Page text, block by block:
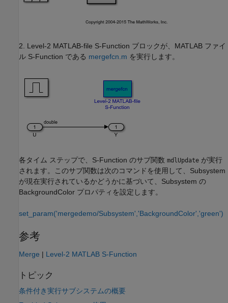
2. Level-2 MATLAB-file S-Function ブロックが、MATLAB ファイ
ル S-Function である mergefcn.m を実行します。
各タイム ステップで、S-Function のサブ関数 mdlUpdate が実行
されます。このサブ関数は次のコマンドを使用して、Subsystem
が現在実行されているかどうかに基づいて、Subsystem の
BackgroundColor プロパティを設定します。
set_param('mergedemo/Subsystem','BackgroundColor','green')
参考
Merge | Level-2 MATLAB S-Function
トピック
条件付き実行サブシステムの概要